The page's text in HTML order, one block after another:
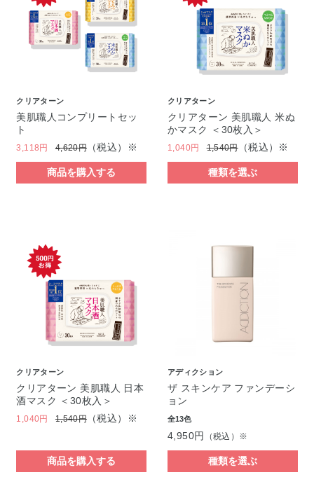
クリアターン
美肌職人コンプリートセッ
ト
3,118円 4,620円 （税込）※
商品を購入する
クリアターン
クリアターン 美肌職人 米ぬ
かマスク ＜30枚入＞
1,040円 1,540円（税込）※
種類を選ぶ
クリアターン
クリアターン 美肌職人 日本
酒マスク ＜30枚入＞
1,040円 1,540円 （税込）※
商品を購入する
アディクション
ザ スキンケア ファンデーシ
ョン
全13色
4,950円 （税込）※
種類を選ぶ